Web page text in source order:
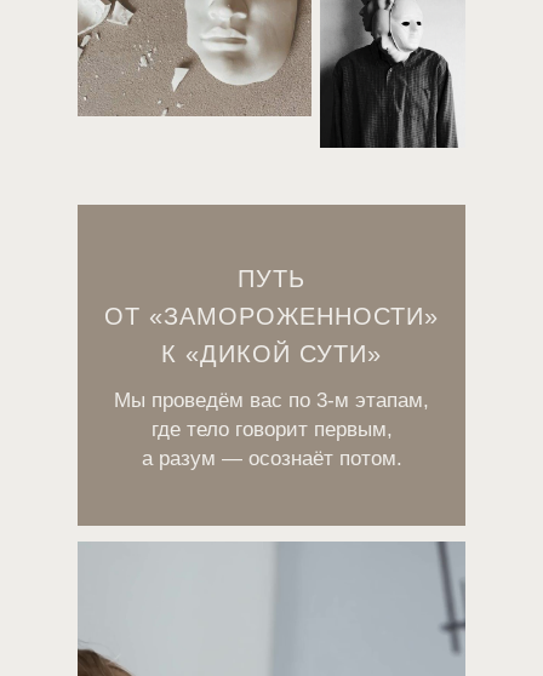
ПУТЬ
ОТ «ЗАМОРОЖЕННОСТИ»
К «ДИКОЙ СУТИ»
Мы проведём вас по 3-м этапам, где
тело говорит первым, а разум —
Мы проведём вас по 3-м этапам,
где тело говорит первым,
а разум — осознаёт потом.